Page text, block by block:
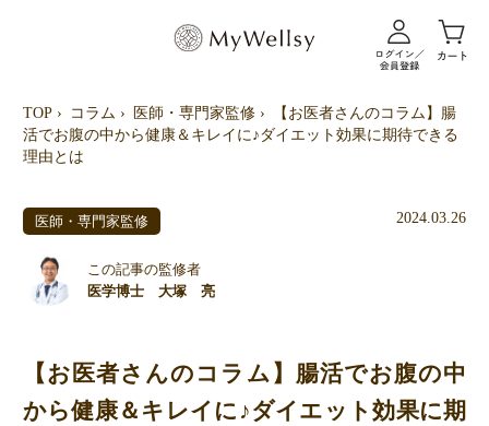
TOP コラム 医師・専門家監修
【お医者さんのコラム】腸
活でお腹の中から健康＆キレイに♪ダイエット効果に期待できる
理由とは
医師・専門家監修
この記事の監修者
医学博士 大塚 亮
2024.03.26
【お医者さんのコラム】腸活でお腹の中
から健康＆キレイに♪ダイエット効果に期